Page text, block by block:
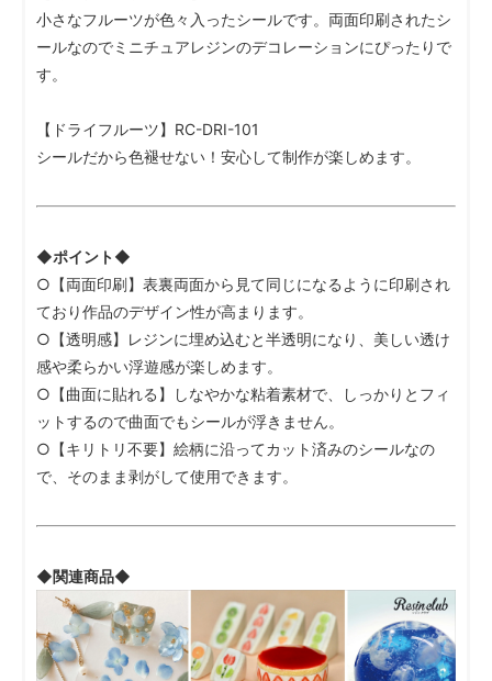
小さなフルーツが色々入ったシールです。両面印刷されたシ
ールなのでミニチュアレジンのデコレーションにぴったりで
す。
【ドライフルーツ】RC-DRI-101
シールだから色褪せない！安心して制作が楽しめます。
◆ポイント◆
○【両面印刷】表裏両面から見て同じになるように印刷され
ており作品のデザイン性が高まります。
○【透明感】レジンに埋め込むと半透明になり、美しい透け
感や柔らかい浮遊感が楽しめます。
○【曲面に貼れる】しなやかな粘着素材で、しっかりとフィ
ットするので曲面でもシールが浮きません。
○【キリトリ不要】絵柄に沿ってカット済みのシールなの
で、そのまま剥がして使用できます。
◆関連商品◆